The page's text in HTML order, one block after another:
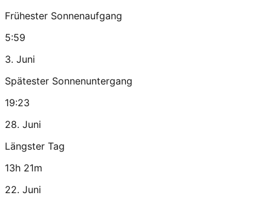
Frühester Sonnenaufgang
5:59
3. Juni
Spätester Sonnenuntergang
19:23
28. Juni
Längster Tag
13h 21m
22. Juni